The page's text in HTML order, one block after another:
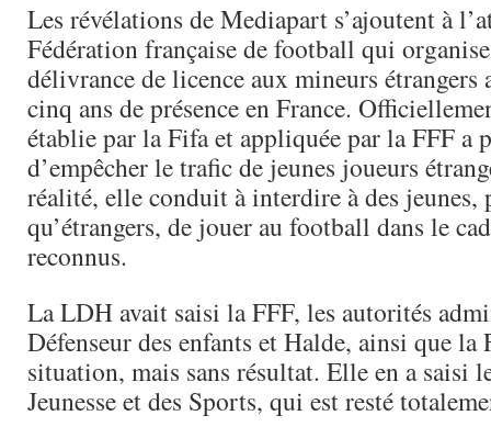
Les révélations de Mediapart s’ajoutent à
Fédération française de football qui
délivrance de licence aux mineurs étrangers
cinq ans de présence en France.
établie par la Fifa et appliquée par la FFF a
d’empêcher le trafic de jeunes joueurs
réalité, elle conduit à interdire à des jeunes,
qu’étrangers, de jouer au football dans le
reconnus.
La LDH avait saisi la FFF, les autorités
Défenseur des enfants et Halde, ainsi que la
situation, mais sans résultat. Elle en a saisi
Jeunesse et des Sports, qui est resté